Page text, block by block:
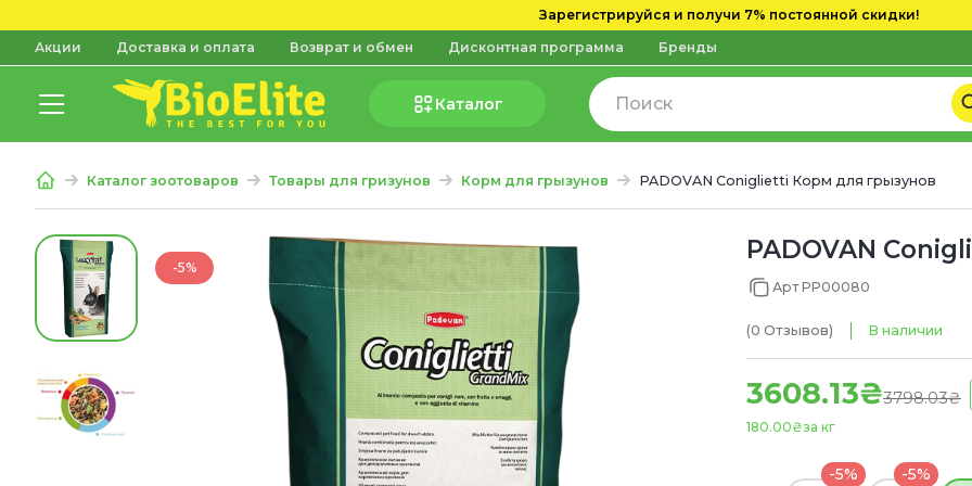
Зарегистрируйся и получи 7% постоянной скидки!
Акции Доставка и оплата Возврат и обмен Дисконтная программа Бренды
Каталог
Каталог зоотоваров Товары для гризунов Корм для грызунов PADOVAN Coniglietti Корм для грызунов
-5%
PADOVAN
Арт PP00080
(0 Отзывов) В наличии
3608.13₴3798.03₴
за кг
180.00₴
-5% -5%